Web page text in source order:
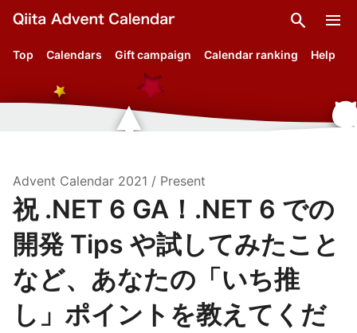
search menu
Top Calendars Gift campaign Calendar ranking Help
Advent Calendar 2021 / Present
祝 .NET 6 GA！.NET 6 での
開発 Tips や試してみたこと
など、あなたの「いち推
し」ポイントを教えてくだ